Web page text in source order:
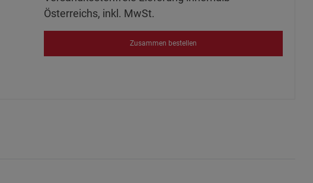
Österreichs, inkl. MwSt.
Zusammen bestellen
Marketing Cookies